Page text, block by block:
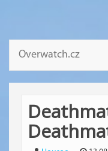
Overwatch.cz